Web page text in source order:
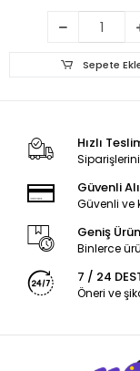
Sepete
Hızlı
Güvenli
Güvenli ve
Geniş
Binlerce
7 / 24
Öneri ve